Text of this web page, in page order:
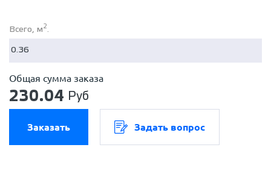
Всего, м 2.
Общая сумма заказа
230.04 Руб
Заказать Задать вопрос